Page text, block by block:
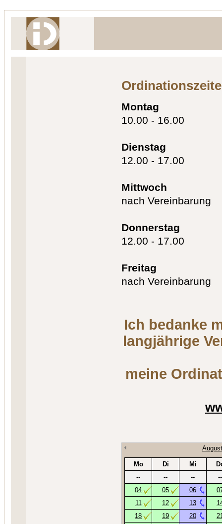
Montag
10.00 - 16.00
Dienstag
12.00 - 17.00
Mittwoch
nach Vereinbarung
Donnerstag
12.00 - 17.00
Freitag
nach Vereinbarung
Ich bedanke
langjährige
meine
Mo Di Mi
--
-- --
--
04
05 06
11
12 13
18
19 20